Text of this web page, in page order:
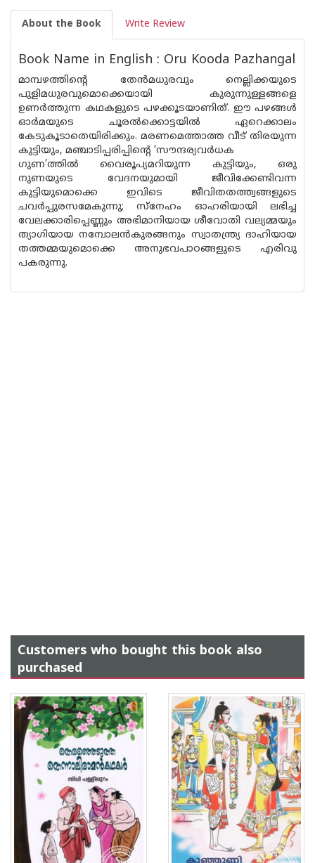
About the Book Write Review
Book Name in English : Oru Kooda Pazhangal
മാമ്പഴത്തിന്റെ തേന്‍മധുരവും നെല്ലിക്കയുടെ
പുളിമധുരവുമൊക്കെയായി കുരുന്നുള്ളങ്ങളെ
ഉണര്‍ത്തുന്ന കഥകളുടെ പഴക്കൂടയാണിത്. ഈ പഴങ്ങള്‍
ഓര്‍മയുടെ ചൂരല്‍ക്കൊട്ടയില്‍ ഏറെക്കാലം
കേടുകൂടാതെയിരിക്കും. മരണമെത്താത്ത വീട് തിരയുന്ന
കുട്ടിയും, മഞ്ചാടിപ്പരിപ്പിന്റെ ‘സൗന്ദര്യവര്‍ധക
ഗുണ’ത്തില്‍ വൈരൂപ്യമറിയുന്ന കുട്ടിയും, ഒരു
നുണയുടെ വേദനയുമായി ജീവിക്കേണ്ടിവന്ന
കുട്ടിയുമൊക്കെ ഇവിടെ ജീവിതതത്ത്വങ്ങളുടെ
ചവര്‍പ്പുരസമേകുന്നു; സ്നേഹം ഓഹരിയായി ലഭിച്ച
വേലക്കാരിപ്പെണ്ണും അഭിമാനിയായ ശീവോതി വല്യമ്മയും
ത്യാഗിയായ നമ്പോലന്‍കുരങ്ങനും സ്വാതന്ത്ര്യ ദാഹിയായ
തത്തമ്മയുമൊക്കെ അനുഭവപാഠങ്ങളുടെ എരിവു
പകരുന്നു.
Customers who bought this book also
purchased